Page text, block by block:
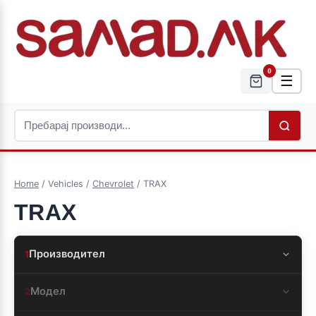
0
☰
Home / Vehicles / Chevrolet / TRAX
TRAX
1Производител
2Модел